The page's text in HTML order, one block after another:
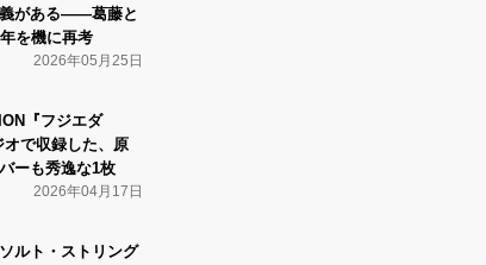
義がある――葛藤と
を機に再考
2026年05月25日
『フジエダ
で収録した、原
ーも秀逸な1枚
2026年04月17日
ルト・ストリング